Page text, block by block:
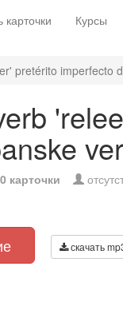
карточки Курсы
pretérito imperfecto
карточки
скачать